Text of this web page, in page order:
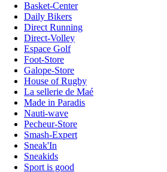
Basket-Center
Daily Bikers
Direct Running
Direct-Volley
Espace Golf
Foot-Store
Galope-Store
House of Rugby
La sellerie de Maé
Made in Paradis
Nauti-wave
Pecheur-Store
Smash-Expert
Sneak'In
Sneakids
Sport is good